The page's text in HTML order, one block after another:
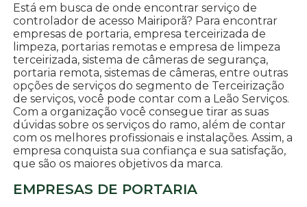
Está em busca de onde encontrar serviço de
controlador de acesso Mairiporã? Para encontrar
empresas de portaria, empresa terceirizada de
limpeza, portarias remotas e empresa de limpeza
terceirizada, sistema de câmeras de segurança,
portaria remota, sistemas de câmeras, entre outras
opções de serviços do segmento de Terceirização
de serviços, você pode contar com a Leão Serviços.
Com a organização você consegue tirar as suas
dúvidas sobre os serviços do ramo, além de contar
com os melhores profissionais e instalações. Assim, a
empresa conquista sua confiança e sua satisfação,
que são os maiores objetivos da marca.
EMPRESAS DE PORTARIA